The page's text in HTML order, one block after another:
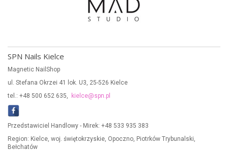
SPN Nails Kielce
Magnetic NailShop
ul. Stefana Okrzei 41 lok. U3, 25-526 Kielce
tel.: +48 500 652 635,
kielce@spn.pl
Przedstawiciel Handlowy - Mirek: +48 533 935 383
Region: Kielce, woj. świętokrzyskie, Opoczno, Piotrków Trybunalski,
Bełchatów